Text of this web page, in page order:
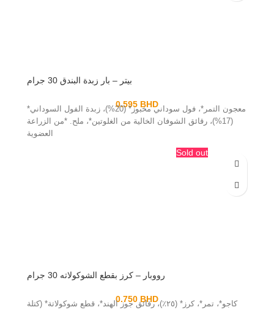
بيتر – بار زبدة البندق 30 جرام
0.595 BHD
معجون التمر*، فول سوداني مخبوز* (20%)، زبدة الفول السوداني*
(17%)، رقائق الشوفان الخالية من الغلوتين*، ملح. *من الزراعة
العضوية
Sold out
رووبار – كرز بقطع الشوكولاته 30 جرام
0.750 BHD
كاجو*، تمر*، كرز* (٢٥٪)، رقائق جوز الهند*، قطع شوكولاتة* (كتلة